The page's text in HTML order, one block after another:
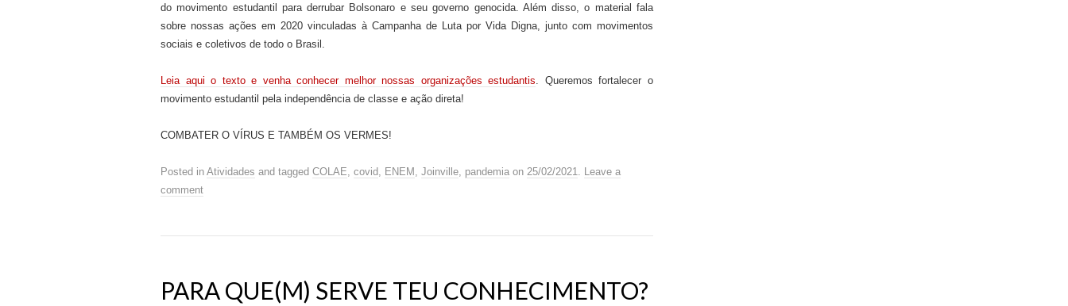
do movimento estudantil para derrubar Bolsonaro eseu governo genocida. Além disso, o material fala
sobre nossas ações em 2020 vinculadas à Campanha de Luta por Vida Digna, junto com movimentos
sociais e coletivos de todo o Brasil.
Leia aqui o texto e venha conhecer melhor nossas organizações estudantis . Queremos fortalecer o
movimento estudantil pela independência de classe e ação direta!
COMBATER O VÍRUS E TAMBÉM OS VERMES!
Posted in Atividades and tagged COLAE covid ENEM Joinville pandemia on 25/02/2021
Leave a
comment
PARA QUE(M) SERVE TEU CONHECIMENTO?